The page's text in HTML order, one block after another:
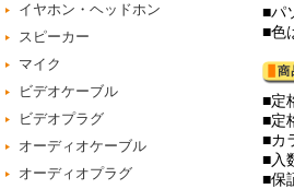
イヤホン・ヘッドホン
スピーカー
マイク
ビデオケーブル
ビデオプラグ
オーディオケーブル
オーディオプラグ
■パ
■色
■定
■定
■カ
■入
■保